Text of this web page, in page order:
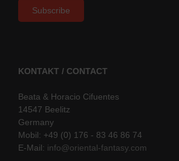
KONTAKT / CONTACT
Beata & Horacio Cifuentes
14547 Beelitz
Germany
Mobil: +49 (0) 176 - 83 46 86 74
E-Mail: info@oriental-fantasy.com